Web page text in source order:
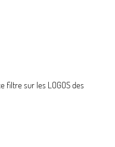
filtre sur les LOGOS des